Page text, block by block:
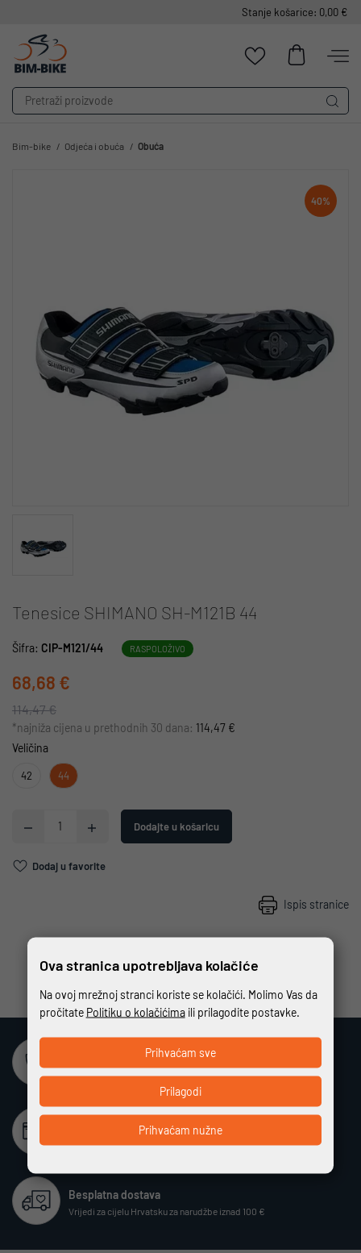
Stanje košarice: 0,00 €
Bim-bike Odjeća i obuća Obuća
40%
Tenesice SHIMANO SH-M121B 44
Šifra: CIP-M121/44 RASPOLOŽIVO
68,68 €
114,47 €
*najniža cijena u prethodnih 30 dana: 114,47 €
Veličina
42 44
Dodajte u košaricu
Dodaj u favorite
Ispis stranice
Sigurna online kupovina
Potpuno zaštićeno i sigurno plaćanje
Beskamatno plaćanje
Besplatna dostava
Vrijedi za cijelu Hrvatsku za narudžbe iznad 100 €
Ova stranica upotrebljava kolačiće
Na ovoj mrežnoj stranci koriste se kolačići. Molimo Vas da
pročitate Politiku o kolačićimaili prilagodite postavke.
Prihvaćam nužne
Prilagodi
Prihvaćam sve